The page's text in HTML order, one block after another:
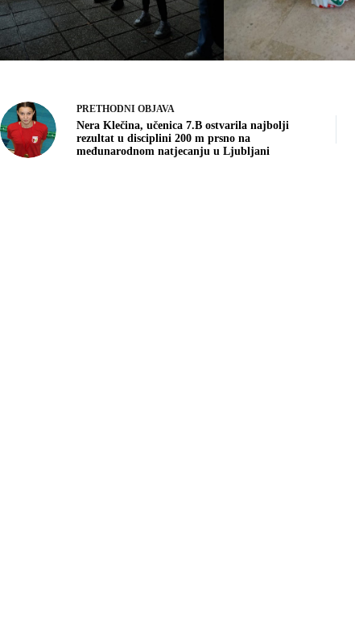
PRETHODNI OBJAVA
Nera Klečina, učenica 7.B ostvarila najbolji
rezultat u disciplini 200 m prsno na
međunarodnom natjecanju u Ljubljani